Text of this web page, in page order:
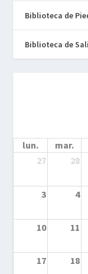
Biblioteca de
Biblioteca de
lun. mar.
27
28
3 4
10 11
17 18